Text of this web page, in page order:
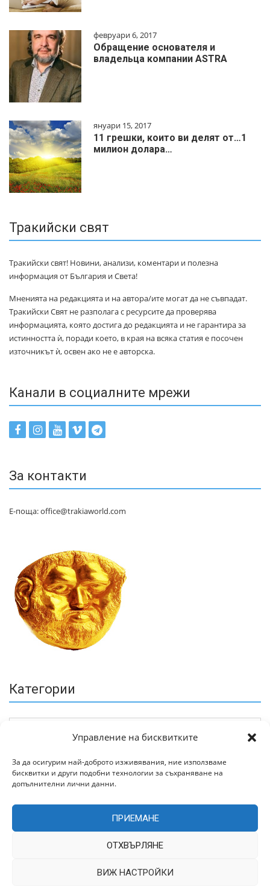
Управление на бисквитките
За да осигурим най-доброто изживявания, ние използваме
бисквитки и други подобни технологии за съхраняване на
допълнителни лични данни.
ПРИЕМАНЕ
ОТХВЪРЛЯНЕ
ВИЖ НАСТРОЙКИ
февруари 6, 2017
Обращение основателя и
владельца компании ASTRA
януари 15, 2017
11 грешки, които ви делят от…1
милиoн дoлapa…
Тракийски свят
Тракийски свят! Новини, анализи, коментари и полезна
информация от България и Света!
Мненията на редакцията и на автора/ите могат да не съвпадат.
Тракийски Свят не разполага с ресурсите да проверява
информацията, която достига до редакцията и не гарантира за
истинността ѝ, поради което, в края на всяка статия е посочен
източникът ѝ, освен ако не е авторска.
Канали в социалните мрежи
За контакти
Е-поща: office@trakiaworld.com
Категории
Архив